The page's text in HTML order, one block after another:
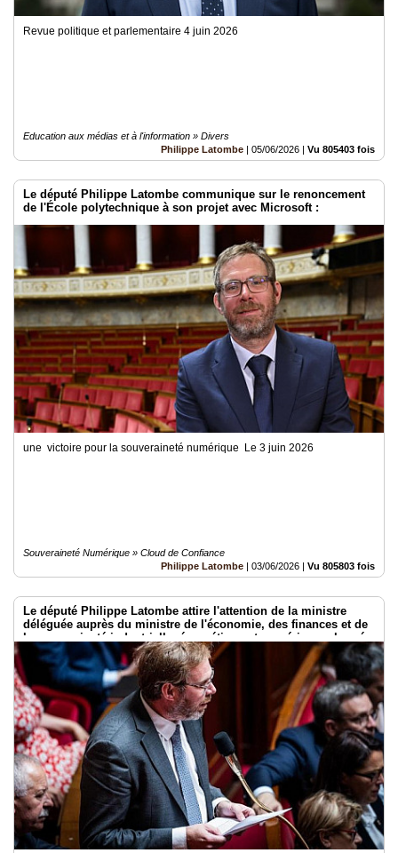
Revue politique et parlementaire 4 juin 2026
Education aux médias et à l'information » Divers
Philippe Latombe | 05/06/2026 | Vu 805403 fois
Le député Philippe Latombe communique sur le renoncement
de l'École polytechnique à son projet avec Microsoft :
une victoire pour la souveraineté numérique Le 3 juin 2026
Souveraineté Numérique » Cloud de Confiance
Philippe Latombe | 03/06/2026 | Vu 805803 fois
Le député Philippe Latombe attire l'attention de la ministre
déléguée auprès du ministre de l'économie, des finances et de
la souveraineté industrielle, énergétique et numérique, chargée
de l'intelligence artificielle et du numérique